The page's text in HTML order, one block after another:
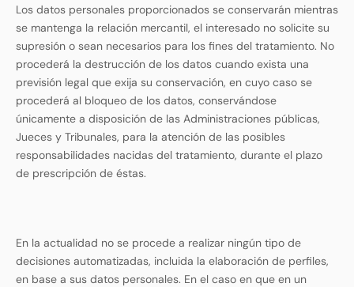
Los datos personales proporcionados se conservarán mientras
se mantenga la relación mercantil, el interesado no solicite su
supresión o sean necesarios para los fines del tratamiento. No
procederá la destrucción de los datos cuando exista una
previsión legal que exija su conservación, en cuyo caso se
procederá al bloqueo de los datos, conservándose
únicamente a disposición de las Administraciones públicas,
Jueces y Tribunales, para la atención de las posibles
responsabilidades nacidas del tratamiento, durante el plazo
de prescripción de éstas.
En la actualidad no se procede a realizar ningún tipo de
decisiones automatizadas, incluida la elaboración de perfiles,
en base a sus datos personales. En el caso en que en un